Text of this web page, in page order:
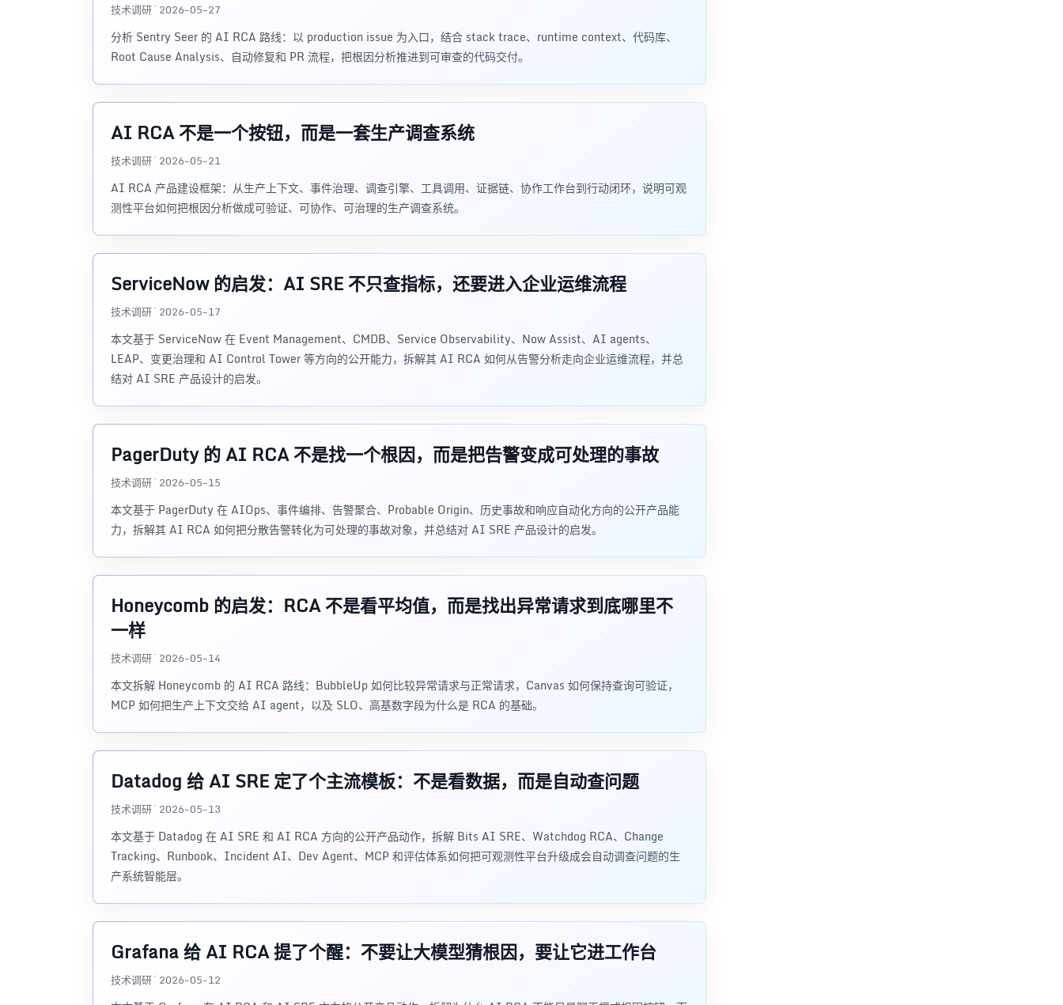
技术调研 · 2026-05-27
分析 Sentry Seer 的 AI RCA 路线：以 production issue 为入口，结合 stack trace、runtime context、代码库、
Root Cause Analysis、自动修复和 PR 流程，把根因分析推进到可审查的代码交付。
AI RCA 不是一个按钮，而是一套生产调查系统
技术调研 · 2026-05-21
AI RCA 产品建设框架：从生产上下文、事件治理、调查引擎、工具调用、证据链、协作工作台到行动闭环，说明可观
测性平台如何把根因分析做成可验证、可协作、可治理的生产调查系统。
ServiceNow 的启发：AI SRE 不只查指标，还要进入企业运维流程
技术调研 · 2026-05-17
本文基于 ServiceNow 在 Event Management、CMDB、Service Observability、Now Assist、AI agents、
LEAP、变更治理和 AI Control Tower 等方向的公开能力，拆解其 AI RCA 如何从告警分析走向企业运维流程，并总
结对 AI SRE 产品设计的启发。
PagerDuty 的 AI RCA 不是找一个根因，而是把告警变成可处理的事故
技术调研 · 2026-05-15
本文基于 PagerDuty 在 AIOps、事件编排、告警聚合、Probable Origin、历史事故和响应自动化方向的公开产品能
力，拆解其 AI RCA 如何把分散告警转化为可处理的事故对象，并总结对 AI SRE 产品设计的启发。
Honeycomb 的启发：RCA 不是看平均值，而是找出异常请求到底哪里不
一样
技术调研 · 2026-05-14
本文拆解 Honeycomb 的 AI RCA 路线：BubbleUp 如何比较异常请求与正常请求，Canvas 如何保持查询可验证，
MCP 如何把生产上下文交给 AI agent，以及 SLO、高基数字段为什么是 RCA 的基础。
Datadog 给 AI SRE 定了个主流模板：不是看数据，而是自动查问题
技术调研 · 2026-05-13
本文基于 Datadog 在 AI SRE 和 AI RCA 方向的公开产品动作，拆解 Bits AI SRE、Watchdog RCA、Change
Tracking、Runbook、Incident AI、Dev Agent、MCP 和评估体系如何把可观测性平台升级成会自动调查问题的生
产系统智能层。
Grafana 给 AI RCA 提了个醒：不要让大模型猜根因，要让它进工作台
技术调研 · 2026-05-12